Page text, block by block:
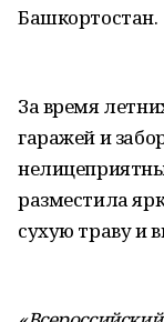
Башкортостан.
За время
гаражей и
разместила
сухую траву и